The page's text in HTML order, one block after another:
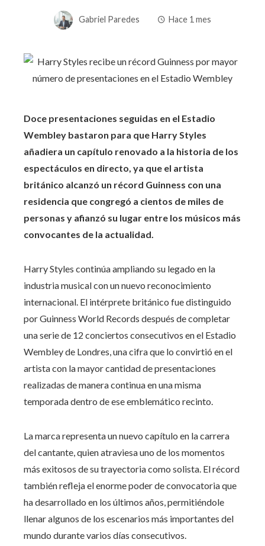
Gabriel Paredes Hace 1 mes
Doce presentaciones seguidas en el Estadio
Wembley bastaron para que Harry Styles
añadiera un capítulo renovado a la historia de los
espectáculos en directo, ya que el artista
británico alcanzó un récord Guinness con una
residencia que congregó a cientos de miles de
personas y afianzó su lugar entre los músicos más
convocantes de la actualidad.
Harry Styles continúa ampliando su legado en la
industria musical con un nuevo reconocimiento
internacional. El intérprete británico fue distinguido
por Guinness World Records después de completar
una serie de 12 conciertos consecutivos en el Estadio
Wembley de Londres, una cifra que lo convirtió en el
artista con la mayor cantidad de presentaciones
realizadas de manera continua en una misma
temporada dentro de ese emblemático recinto.
La marca representa un nuevo capítulo en la carrera
del cantante, quien atraviesa uno de los momentos
más exitosos de su trayectoria como solista. El récord
también refleja el enorme poder de convocatoria que
ha desarrollado en los últimos años, permitiéndole
llenar algunos de los escenarios más importantes del
mundo durante varios días consecutivos.